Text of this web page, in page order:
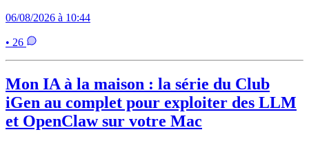
06/08/2026 à 10:44
• 26
Mon IA à la maison : la série du Club
iGen au complet pour exploiter des LLM
et OpenClaw sur votre Mac